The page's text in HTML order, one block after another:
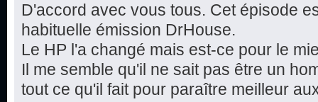
D'accord avec vous tous. Cet épisode
habituelle émission DrHouse.
Le HP l'a changé mais est-ce pour le
Il me semble qu'il ne sait pas être un
tout ce qu'il fait pour paraître meilleur